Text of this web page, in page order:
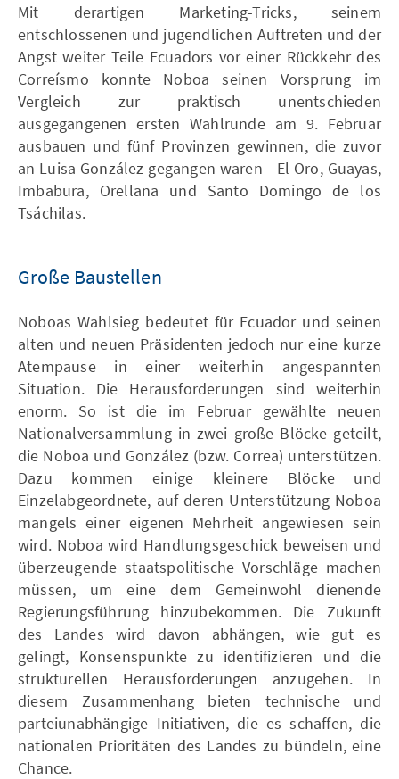
Mit derartigen Marketing-Tricks, seinem
entschlossenen und jugendlichen Auftreten und der
Angst weiter Teile Ecuadors vor einer Rückkehr des
Correísmo konnte Noboa seinen Vorsprung im
Vergleich zur praktisch unentschieden
ausgegangenen ersten Wahlrunde am 9. Februar
ausbauen und fünf Provinzen gewinnen, die zuvor
an Luisa González gegangen waren - El Oro, Guayas,
Imbabura, Orellana und Santo Domingo de los
Tsáchilas.
Große Baustellen
Noboas Wahlsieg bedeutet für Ecuador und seinen
alten und neuen Präsidenten jedoch nur eine kurze
Atempause in einer weiterhin angespannten
Situation. Die Herausforderungen sind weiterhin
enorm. So ist die im Februar gewählte neuen
Nationalversammlung in zwei große Blöcke geteilt,
die Noboa und González (bzw. Correa) unterstützen.
Dazu kommen einige kleinere Blöcke und
Einzelabgeordnete, auf deren Unterstützung Noboa
mangels einer eigenen Mehrheit angewiesen sein
wird. Noboa wird Handlungsgeschick beweisen und
überzeugende staatspolitische Vorschläge machen
müssen, um eine dem Gemeinwohl dienende
Regierungsführung hinzubekommen. Die Zukunft
des Landes wird davon abhängen, wie gut es
gelingt, Konsenspunkte zu identifizieren und die
strukturellen Herausforderungen anzugehen. In
diesem Zusammenhang bieten technische und
parteiunabhängige Initiativen, die es schaffen, die
nationalen Prioritäten des Landes zu bündeln, eine
Chance.